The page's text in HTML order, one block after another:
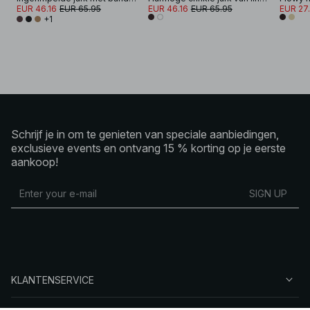
EUR 46.16 EUR 65.95
+1
EUR 46.16 EUR 65.95 EUR
Schrijf je in om te genieten van speciale aanbiedingen,
exclusieve events en ontvang 15 % korting op je eerste
aankoop!
SIGN UP
KLANTENSERVICE